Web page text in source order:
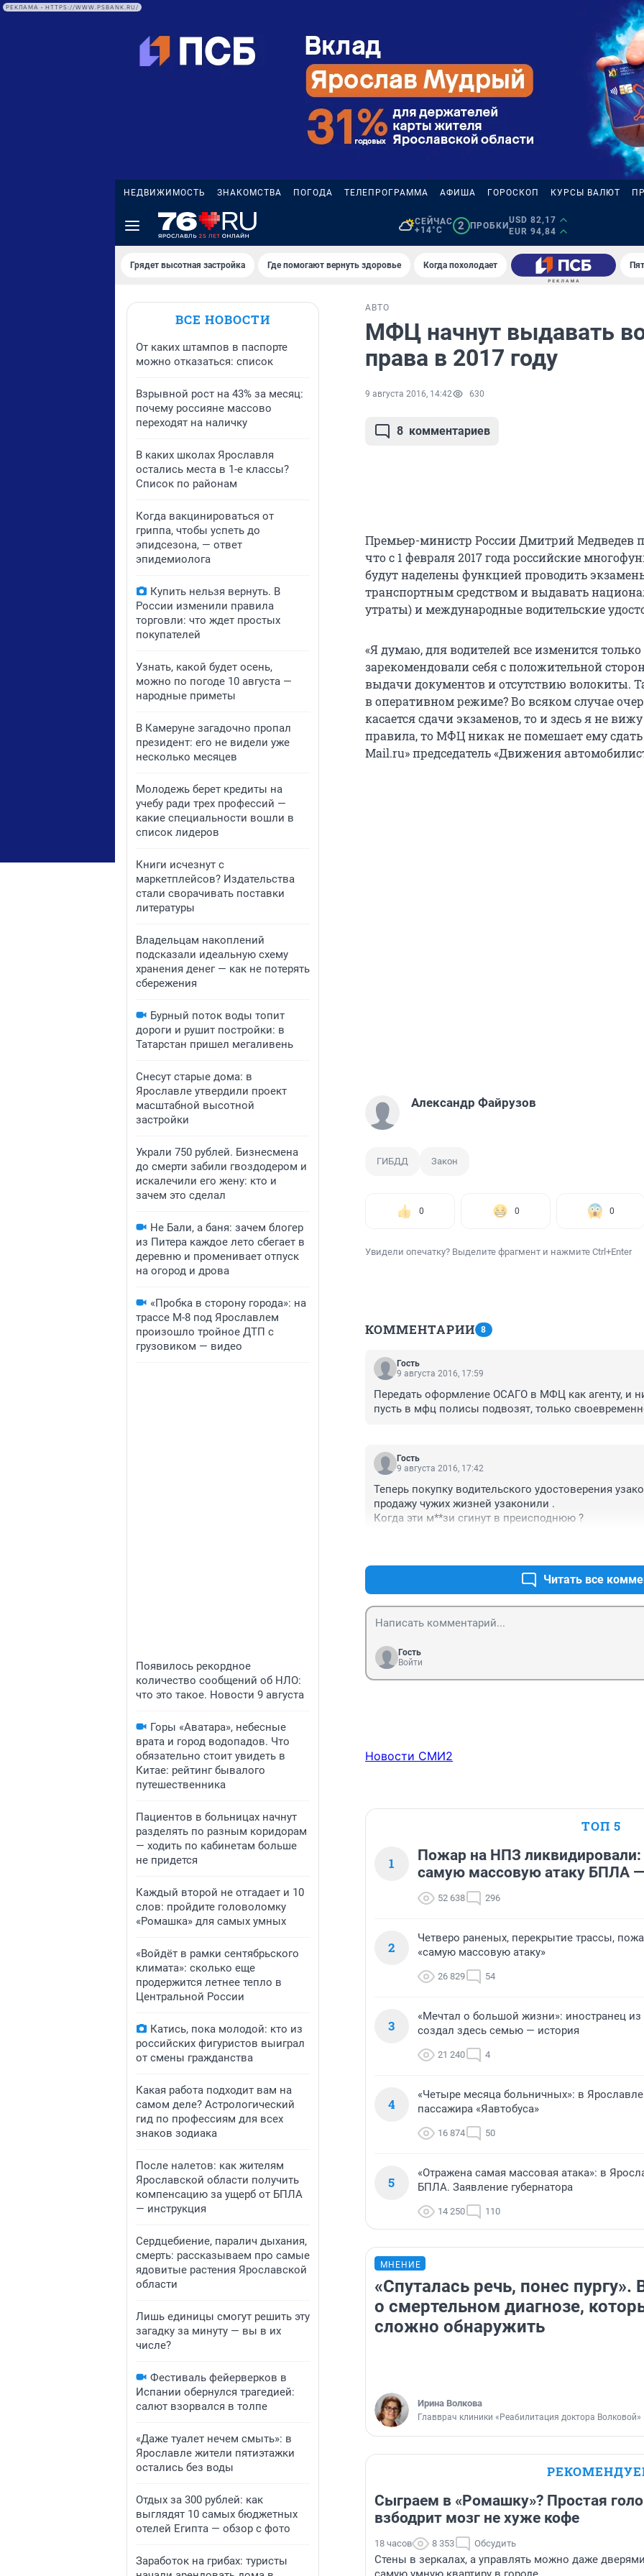
РЕКЛАМА • HTTPS://WWW.PSBANK.RU/
НЕДВИЖИМОСТЬ ЗНАКОМСТВА ПОГОДА ТЕЛЕПРОГРАММА АФИША ГОРОСКОП КУРСЫ ВАЛЮТ
СЕЙЧАС
+14°C
2 ПРОБКИ
USD 82,17
EUR 94,84
Грядет высотная застройка Где помогают вернуть здоровье Когда похолодает
ВСЕ НОВОСТИ
От каких штампов в паспорте
можно отказаться: список
Взрывной рост на 43% за месяц:
почему россияне массово
переходят на наличку
В каких школах Ярославля
остались места в 1-е классы?
Список по районам
Когда вакцинироваться от
гриппа, чтобы успеть до
эпидсезона, — ответ
эпидемиолога
Купить нельзя вернуть. В
России изменили правила
торговли: что ждет простых
покупателей
Узнать, какой будет осень,
можно по погоде 10 августа —
народные приметы
В Камеруне загадочно пропал
президент: его не видели уже
несколько месяцев
Молодежь берет кредиты на
учебу ради трех профессий —
какие специальности вошли в
список лидеров
Книги исчезнут с
маркетплейсов? Издательства
стали сворачивать поставки
литературы
Владельцам накоплений
подсказали идеальную схему
хранения денег — как не потерять
сбережения
Бурный поток воды топит
дороги и рушит постройки: в
Татарстан пришел мегаливень
Снесут старые дома: в
Ярославле утвердили проект
масштабной высотной
застройки
Украли 750 рублей. Бизнесмена
до смерти забили гвоздодером и
искалечили его жену: кто и
зачем это сделал
Не Бали, а баня: зачем блогер
из Питера каждое лето сбегает в
деревню и променивает отпуск
на огород и дрова
«Пробка в сторону города»: на
трассе М-8 под Ярославлем
произошло тройное ДТП с
грузовиком — видео
Появилось рекордное
количество сообщений об НЛО:
что это такое. Новости 9 августа
Горы «Аватара», небесные
врата и город водопадов. Что
обязательно стоит увидеть в
Китае: рейтинг бывалого
путешественника
Пациентов в больницах начнут
разделять по разным коридорам
— ходить по кабинетам больше
не придется
Каждый второй не отгадает и 10
слов: пройдите головоломку
«Ромашка» для самых умных
«Войдёт в рамки сентябрьского
климата»: сколько еще
продержится летнее тепло в
Центральной России
Катись, пока молодой: кто из
российских фигуристов выиграл
от смены гражданства
Какая работа подходит вам на
самом деле? Астрологический
гид по профессиям для всех
знаков зодиака
После налетов: как жителям
Ярославской области получить
компенсацию за ущерб от БПЛА
— инструкция
Сердцебиение, паралич дыхания,
смерть: рассказываем про самые
ядовитые растения Ярославской
области
Лишь единицы смогут решить эту
загадку за минуту — вы в их
числе?
Фестиваль фейерверков в
Испании обернулся трагедией:
салют взорвался в толпе
«Даже туалет нечем смыть»: в
Ярославле жители пятиэтажки
остались без воды
Отдых за 300 рублей: как
выглядят 10 самых бюджетных
отелей Египта — обзор с фото
Заработок на грибах: туристы
АВТО
МФЦ начнут выдавать
права в 2017 году
9 августа 2016, 14:42 630
8 комментариев
Премьер-министр России Дмитрий Медведев
что с 1 февраля 2017 года российские
будут наделены функцией проводить
транспортным средством и выдавать
утраты) и международные водительские
«Я думаю, для водителей все изменится
зарекомендовали себя с положительной
выдачи документов и отсутствию волокиты.
в оперативном режиме? Во всяком случае
касается сдачи экзаменов, то и здесь я не
правила, то МФЦ никак не помешает ему сдать
Mail.ru» председатель «Движения
Александр Файрузов
ГИБДД Закон
0 0 0
Увидели опечатку? Выделите фрагмент и нажмите Ctrl+Enter
КОММЕНТАРИИ 8
Гость
9 августа 2016, 17:59
Передать оформление ОСАГО в МФЦ как агенту, и
пусть в мфц полисы подвозят, только
Гость
9 августа 2016, 17:42
Теперь покупку водительского удостоверения
продажу чужих жизней узаконили .
Когда эти м**зи сгинут в преисподнюю ?
Читать все
Гость
Войти
Новости СМИ2
ТОП 5
1
Пожар на НПЗ
самую массовую атаку БПЛА
52 638 296
2
Четверо раненых, перекрытие трассы,
«самую массовую атаку»
26 829 54
3
«Мечтал о большой жизни»: иностранец
создал здесь семью — история
21 240 4
4
«Четыре месяца больничных»: в
пассажира «Яавтобуса»
16 874 50
5
«Отражена самая массовая атака»: в
БПЛА. Заявление губернатора
14 250 110
МНЕНИЕ
«Спуталась речь, понес пургу».
о смертельном диагнозе,
сложно обнаружить
Ирина Волкова
Главврач клиники «Реабилитация доктора Волковой»
Сыграем в «Ромашку»? Простая
взбодрит мозг не хуже кофе
18 часов 8 353 Обсудить
Стены в зеркалах, а управлять можно даже